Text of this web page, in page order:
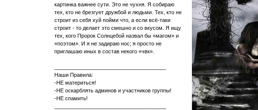
картинка важнее сути. Это не чухня. Я собираю
тех, кто не брезгует дружбой и людьми. Тех, кто не
строит из себя хуй пойми что, а если всё-таки
строит - то делает это смешно и со вкусом. Я ищу
тех, кого Пророк Солнцебой назвал бы «магом» и
«поэтом». И я не задираю нос; я просто не
приглашаю иных в состав некого «чвк».
Наши Правила:
-НЕ материться!
-НЕ оскарблять админов и участников группы!
-НЕ спамить!